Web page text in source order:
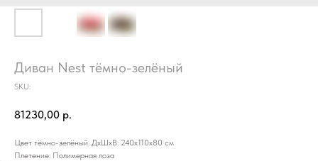
Диван Nest тёмно-зелёный
SKU:
81230,00 р.
Цвет тёмно-зелёный. ДхШхВ: 240х110х80 см
Плетение: Полимерная лоза